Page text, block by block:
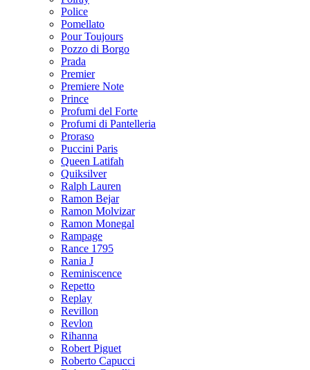
Police
Pomellato
Pour Toujours
Pozzo di Borgo
Prada
Premier
Premiere Note
Prince
Profumi del Forte
Profumi di Pantelleria
Proraso
Puccini Paris
Queen Latifah
Quiksilver
Ralph Lauren
Ramon Bejar
Ramon Molvizar
Ramon Monegal
Rampage
Rance 1795
Rania J
Reminiscence
Repetto
Replay
Revillon
Revlon
Rihanna
Robert Piguet
Roberto Capucci